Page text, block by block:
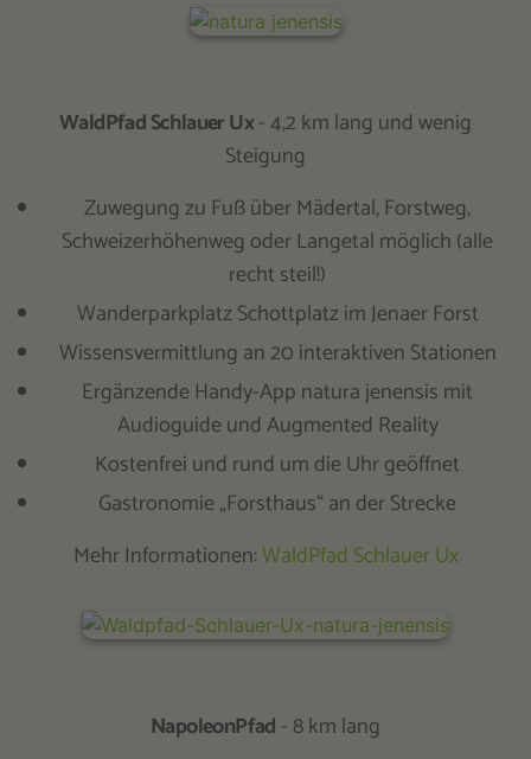
WaldPfad Schlauer Ux- 4,2 km lang und wenig
Steigung
Zuwegung zu Fuß über Mädertal, Forstweg,
Schweizerhöhenweg oder Langetal möglich (alle
recht steil!)
Wanderparkplatz Schottplatz im Jenaer Forst
Wissensvermittlung an 20 interaktiven Stationen
Ergänzende Handy-App natura jenensis mit
Audioguide und Augmented Reality
Kostenfrei und rund um die Uhr geöffnet
Gastronomie „Forsthaus“ an der Strecke
Mehr Informationen:WaldPfad Schlauer Ux
NapoleonPfad - 8 km lang